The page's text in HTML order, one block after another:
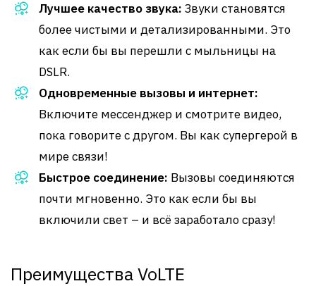
Лучшее качество звука: Звуки становятся
более чистыми и детализированными. Это
как если бы вы перешли с мыльницы на
DSLR.
Одновременные вызовы и интернет:
Включите мессенджер и смотрите видео,
пока говорите с другом. Вы как супергерой в
мире связи!
Быстрое соединение: Вызовы соединяются
почти мгновенно. Это как если бы вы
включили свет – и всё заработало сразу!
Преимущества VoLTE